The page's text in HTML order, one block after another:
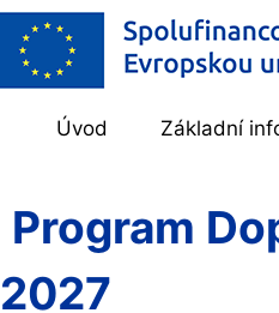
Úvod
Základní
Program
2027